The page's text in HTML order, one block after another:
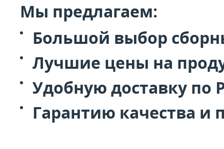
Мы предлагаем:
Большой выбор
Лучшие цены на
Удобную доставку по
Гарантию качества и